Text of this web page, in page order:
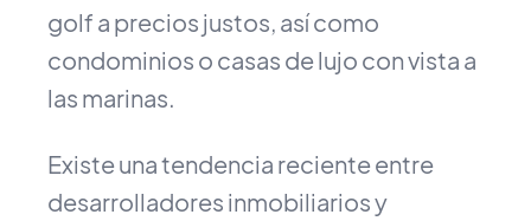
golf a precios justos, así como
condominios o casas de lujo con vista a
las marinas.
Existe una tendencia reciente entre
desarrolladores inmobiliarios y